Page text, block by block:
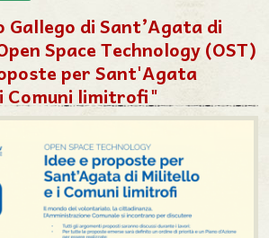
di Sant’Agata di
Space Technology (OST)
per Sant'Agata
Comuni limitrofi"